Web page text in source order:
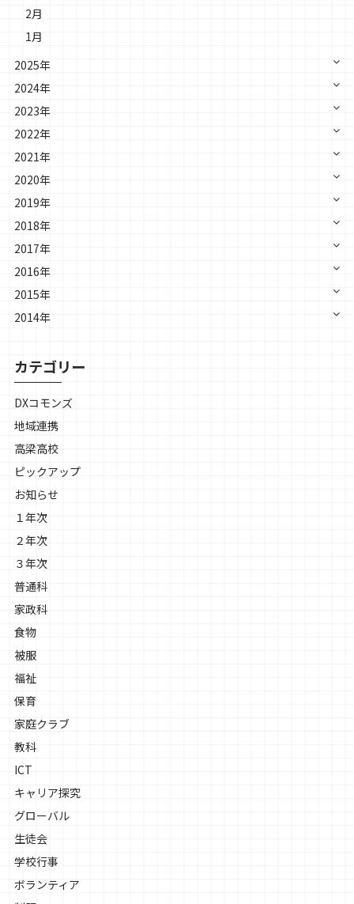
2月
1月
2025年
2024年
2023年
2022年
2021年
2020年
2019年
2018年
2017年
2016年
2015年
2014年
カテゴリー
DXコモンズ
地域連携
高梁高校
ピックアップ
お知らせ
１年次
２年次
３年次
普通科
家政科
食物
被服
福祉
保育
家庭クラブ
教科
ICT
キャリア探究
グローバル
生徒会
学校行事
ボランティア